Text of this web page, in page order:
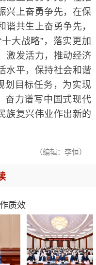
兴上奋勇争先，在保
谐共生上奋勇争先，
大战略”，落实更加
激发活力，推动经济
水平，保持社会和谐
划目标任务，为实现
奋力谱写中国式现代
族复兴伟业作出新的
（编辑：李恒）
质效